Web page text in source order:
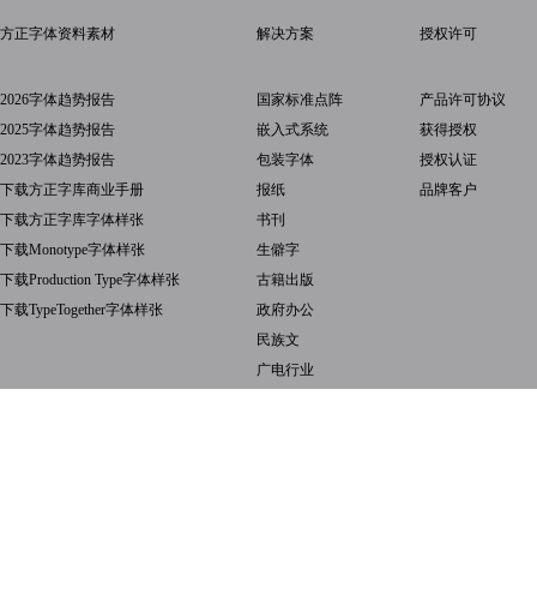
方正字体资料素材
2026字体趋势报告
2025字体趋势报告
2023字体趋势报告
下载方正字库商业手册
下载方正字库字体样张
下载Monotype字体样张
下载Production Type字体样张
下载TypeTogether字体样张
解决方案
国家标准点阵
嵌入式系统
包装字体
报纸
书刊
生僻字
古籍出版
政府办公
民族文
广电行业
授权许可
产品许可协议
获得授权
授权认证
品牌客户